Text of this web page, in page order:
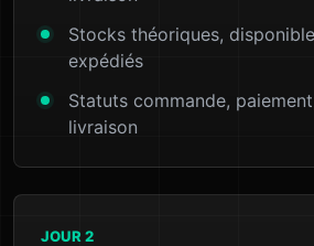
Stocks théoriques,
expédiés
Statuts commande,
livraison
JOUR 2